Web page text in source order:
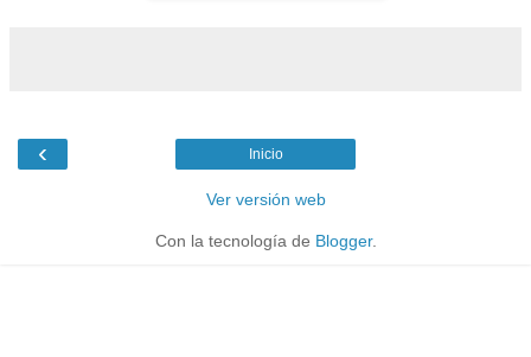
‹ Inicio
Ver versión web
Con la tecnología de Blogger.